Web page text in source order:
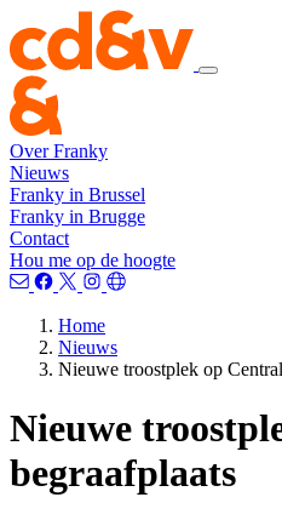
Over Franky
Nieuws
Franky in Brussel
Franky in Brugge
Contact
Hou me op de hoogte
Home
Nieuws
Nieuwe troostplek op
Nieuwe
begraafplaats